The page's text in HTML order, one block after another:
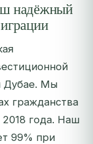
надёжный
Дубае. Мы
гражданства
2018 года. Наш
99% при